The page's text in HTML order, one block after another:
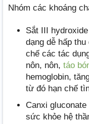
Nhóm các khoáng
Sắt III
dạng dễ hấp
chế các tác
nôn, nôn, táo
hemoglobin,
từ đó hạn chế
Canxi
sức khỏe hệ